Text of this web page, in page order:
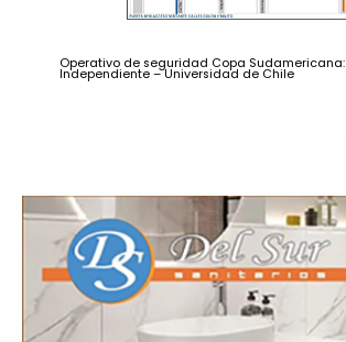
Operativo de seguridad Copa Sudamericana:
Independiente – Universidad de Chile